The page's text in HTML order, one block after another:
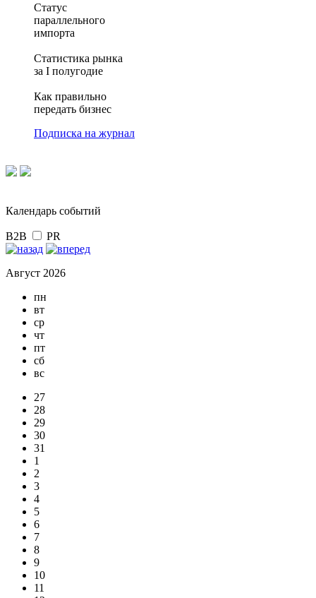
Статус
параллельного
импорта
Статистика рынка
за I полугодие
Как правильно
передать бизнес
Подписка на журнал
Календарь событий
B2B PR
Август 2026
пн
вт
ср
чт
пт
сб
вс
27
28
29
30
31
1
2
3
4
5
6
7
8
9
10
11